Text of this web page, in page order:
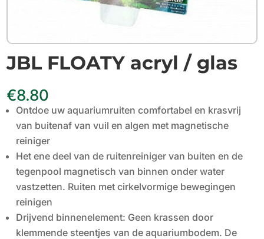
JBL FLOATY acryl / glas
€8.80
Ontdoe uw aquariumruiten comfortabel en krasvrij
van buitenaf van vuil en algen met magnetische
reiniger
Het ene deel van de ruitenreiniger van buiten en de
tegenpool magnetisch van binnen onder water
vastzetten. Ruiten met cirkelvormige bewegingen
reinigen
Drijvend binnenelement: Geen krassen door
klemmende steentjes van de aquariumbodem. De